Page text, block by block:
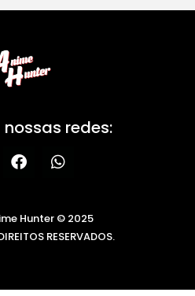
redes:
Hunter © 2025
RESERVADOS.